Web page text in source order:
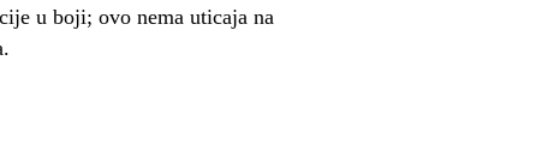
u boji; ovo nema uticaja na